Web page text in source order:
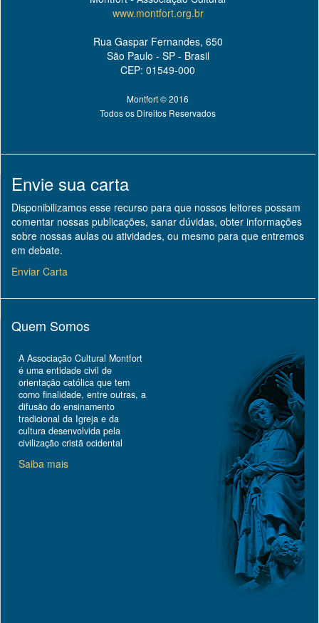
www.montfort.org.br
Rua Gaspar Fernandes, 650
São Paulo - SP - Brasil
CEP: 01549-000
Montfort © 2016
Todos os Direitos Reservados
Envie sua carta
Disponibilizamos esse recurso para que nossos leitores possam
comentar nossas publicações, sanar dúvidas, obter informações
sobre nossas aulas ou atividades, ou mesmo para que entremos
em debate.
Enviar Carta
Quem Somos
A Associação Cultural Montfort
é uma entidade civil de
orientação católica que tem
como finalidade, entre outras, a
difusão do ensinamento
tradicional da Igreja e da
cultura desenvolvida pela
civilização cristã ocidental
Saiba mais